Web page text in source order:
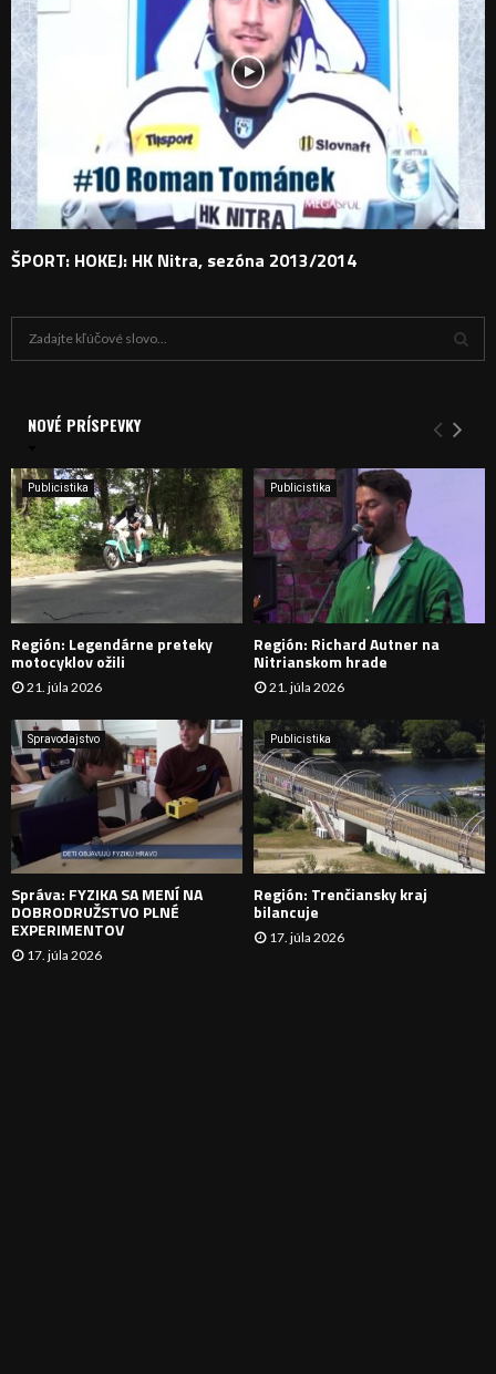
ŠPORT: HOKEJ: HK Nitra, sezóna 2013/2014
i
e
:
Y
H
D
A
N
I
E
NOVÉ PRÍSPEVKY
Publicistika
Región: Legendárne preteky
motocyklov ožili
21. júla 2026
Publicistika
Región: Richard Autner na
Nitrianskom hrade
21. júla 2026
Spravodajstvo
Správa: FYZIKA SA MENÍ NA
DOBRODRUŽSTVO PLNÉ
EXPERIMENTOV
17. júla 2026
Publicistika
Región: Trenčiansky kraj
bilancuje
17. júla 2026